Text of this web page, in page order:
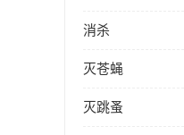
消杀
灭苍蝇
灭跳蚤